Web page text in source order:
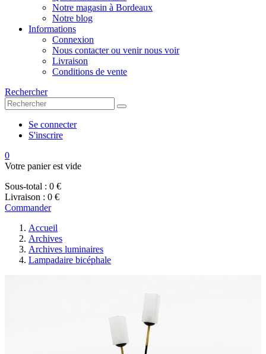
Notre magasin à Bordeaux
Notre blog
Informations
Connexion
Nous contacter ou venir nous voir
Livraison
Conditions de vente
Rechercher
Se connecter
S'inscrire
0
Votre panier est vide
Sous-total : 0 €
Livraison : 0 €
Commander
Accueil
Archives
Archives luminaires
Lampadaire bicéphale